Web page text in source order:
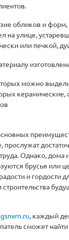
обликов и
на улице,
или печкой,
можно
керамические,
прослужат
Однако,
брусья или
и гордости
строительства
, каждый
сможет